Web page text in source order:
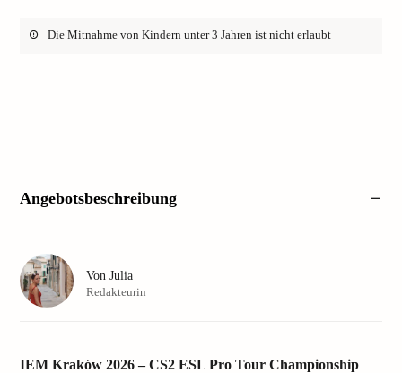
Die Mitnahme von Kindern unter 3 Jahren ist nicht erlaubt
Angebotsbeschreibung
IEM Kraków 2026 – CS2 ESL Pro Tour Championship
Von Julia
Redakteurin